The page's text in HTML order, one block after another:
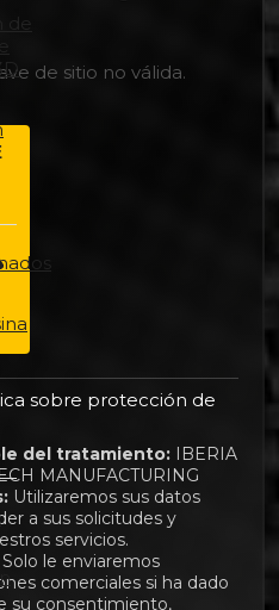
de
de sitio no válida.
sobre protección de
del tratamiento: IBERIA
MANUFACTURING
Utilizaremos sus datos
a sus solicitudes y
servicios.
Solo le enviaremos
comerciales si ha dado
su consentimiento,